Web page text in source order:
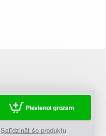
Pievienot grozam
Salīdzināt šo produktu